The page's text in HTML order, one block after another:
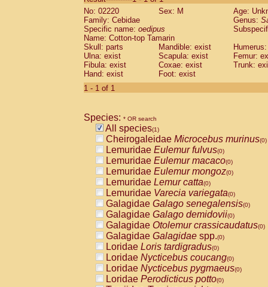
(0)
Cebidae Saguinus leucopus (0)
Cebidae
CebidaeSaguinus mystax
Cebidae Saguinus nigricollis (0)
Cebidae Saguinus oedipus
Cebidae Saguinus weddelli
Cebidae Saguinusspp.
Cebidae
CebidaeCebus capucinus
CebidaeCebus nigrivittatus
CebidaeCebus spp.(0)
CebidaeSaimiri boliviensis(0)
CebidaeSaimiri sciureus(0)
AtelidaeAlouatta caraya(0)
AtelidaeAlouatta fusca(0)
AtelidaeAlouatta seniculus(0)
AtelidaeAlouattaspp.(0)
AtelidaeAteles belzebuth(0)
AtelidaeAteles geoffroyi(0)
AtelidaeAteles paniscus(0)
AtelidaeAtelesspp.(0)
AtelidaeLagothrix lagothricha(0)
AtelidaeLagothrix lagothricha cana
PitheciidaeCacajao calvus
No: 02220
Sex: M
Age:
Family: Cebidae
Genus:
Specific name: oedipus
Name: Cotton-top Tamarin
Skull: parts
Mandible: exist
Ulna: exist
Scapula: exist
Femur:
Fibula: exist
Coxae: exist
Trunk:
Hand: exist
Foot: exist
1 - 1 of 1
Species: * OR search
All species(1)
Cheirogaleidae Microcebus murinus(0)
Lemuridae Eulemur fulvus(0)
Lemuridae Eulemur macaco(0)
Lemuridae Eulemur mongoz(0)
Lemuridae Lemur catta(0)
Lemuridae Varecia variegata(0)
Galagidae Galago senegalensis(0)
Galagidae Galago demidovii(0)
Galagidae Otolemur crassicaudatus(0)
Galagidae Galagidae spp.(0)
Loridae Loris tardigradus(0)
Loridae Nycticebus coucang(0)
Loridae Nycticebus pygmaeus(0)
Loridae Perodicticus potto(0)